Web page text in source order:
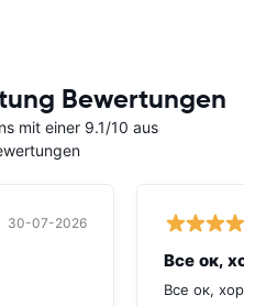
Bewertungen
mit einer 9.1/10 aus
30-07-2026
Все ок,
Все ок,